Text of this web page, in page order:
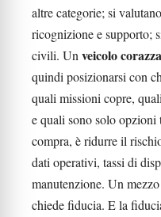
altre categorie; si
ricognizione e supporto;
civili. Un veicolo
quindi posizionarsi con
quali missioni copre,
e quali sono solo
compra, è ridurre il
dati operativi, tassi di
manutenzione. Un
chiede fiducia. E la